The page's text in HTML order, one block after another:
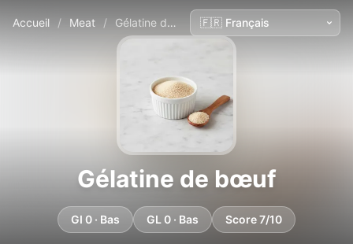
Accueil / Meat / Gélatine de bœuf
Gélatine de bœuf
GI 0 · Bas GL 0 · Bas Score 7/10